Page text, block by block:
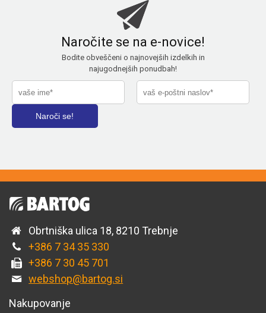
Naročite se na e-novice!
Bodite obveščeni o najnovejših izdelkih in
najugodnejših ponudbah!
Obrtniška ulica 18, 8210 Trebnje
+386 7 34 35 330
+386 7 30 45 701
webshop@bartog.si
Nakupovanje